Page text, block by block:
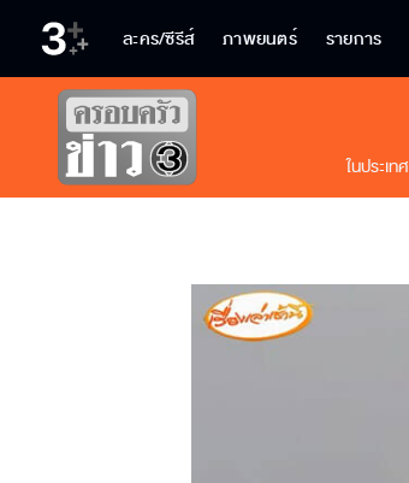
ละคร/ซีรีส์ ภาพยนตร์ รายการ
ในประเทศ